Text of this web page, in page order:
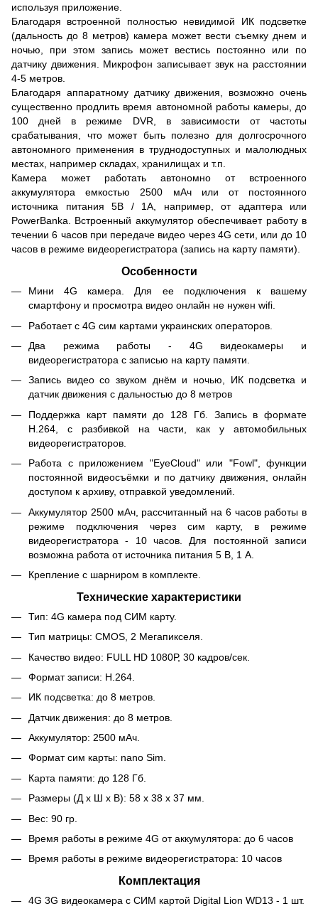
используя приложение.
Благодаря встроенной полностью невидимой ИК подсветке
(дальность до 8 метров) камера может вести съемку днем и
ночью, при этом запись может вестись постоянно или по
датчику движения. Микрофон записывает звук на расстоянии
4-5 метров.
Благодаря аппаратному датчику движения, возможно очень
существенно продлить время автономной работы камеры, до
100 дней в режиме DVR, в зависимости от частоты
срабатывания, что может быть полезно для долгосрочного
автономного применения в труднодоступных и малолюдных
местах, например складах, хранилищах и т.п.
Камера может работать автономно от встроенного
аккумулятора емкостью 2500 мАч или от постоянного
источника питания 5В / 1А, например, от адаптера или
PowerBankа. Встроенный аккумулятор обеспечивает работу в
течении 6 часов при передаче видео через 4G сети, или до 10
часов в режиме видеорегистратора (запись на карту памяти).
Особенности
Мини 4G камера. Для ее подключения к вашему
смартфону и просмотра видео онлайн не нужен wifi.
Работает с 4G сим картами украинских операторов.
Два режима работы - 4G видеокамеры и
видеорегистратора с записью на карту памяти.
Запись видео со звуком днём и ночью, ИК подсветка и
датчик движения с дальностью до 8 метров
Поддержка карт памяти до 128 Гб. Запись в формате
Н.264, с разбивкой на части, как у автомобильных
видеорегистраторов.
Работа с приложением "EyeCloud" или "Fowl", функции
постоянной видеосъёмки и по датчику движения, онлайн
доступом к архиву, отправкой уведомлений.
Аккумулятор 2500 мАч, рассчитанный на 6 часов работы в
режиме подключения через сим карту, в режиме
видеорегистратора - 10 часов. Для постоянной записи
возможна работа от источника питания 5 В, 1 А.
Крепление с шарниром в комплекте.
Технические характеристики
Тип: 4G камера под СИМ карту.
Тип матрицы: CMOS, 2 Мегапикселя.
Качество видео: FULL HD 1080Р, 30 кадров/сек.
Формат записи: Н.264.
ИК подсветка: до 8 метров.
Датчик движения: до 8 метров.
Аккумулятор: 2500 мАч.
Формат сим карты: nano Sim.
Карта памяти: до 128 Гб.
Размеры (Д х Ш х В): 58 х 38 х 37 мм.
Вес: 90 гр.
Время работы в режиме 4G от аккумулятора: до 6 часов
Время работы в режиме видеорегистратора: 10 часов
Комплектация
4G 3G видеокамера с СИМ картой Digital Lion WD13 - 1 шт.